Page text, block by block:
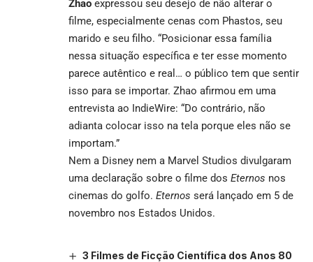
Zhao expressou seu desejo de não alterar o
filme, especialmente cenas com Phastos, seu
marido e seu filho. “Posicionar essa família
nessa situação específica e ter esse momento
parece autêntico e real… o público tem que sentir
isso para se importar. Zhao afirmou em uma
entrevista ao IndieWire: “Do contrário, não
adianta colocar isso na tela porque eles não se
importam.”
Nem a Disney nem a Marvel Studios divulgaram
uma declaração sobre o filme dos Eternos nos
cinemas do golfo. Eternos será lançado em 5 de
novembro nos Estados Unidos.
3 Filmes de Ficção Científica dos Anos 80